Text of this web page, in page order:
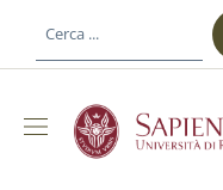
al contenuto